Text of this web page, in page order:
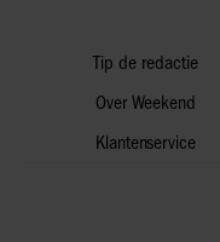
Tip de redactie
Over Weekend
Klantenservice